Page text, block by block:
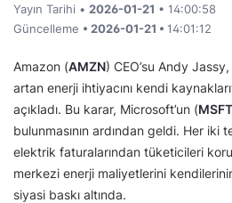
Yayın Tarihi • 2026-01-21 • 14:00:58
Güncelleme • 2026-01-21 • 14:01:12
Amazon (AMZN) CEO’su Andy
artan enerji ihtiyacını kendi
açıkladı. Bu karar, Microsoft’un (MSFT
bulunmasının ardından geldi. Her iki
elektrik faturalarından tüketicileri
merkezi enerji maliyetlerini
siyasi baskı altında.